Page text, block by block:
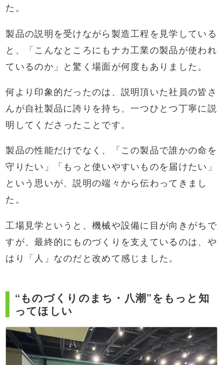
た。
製品の説明を受けながら製造工程を見学している
と、「こんなところにもナカ工業の製品が使われ
ているのか」と驚く場面が何度もありました。
何より印象的だったのは、説明頂いた社員の皆さ
んが自社製品に誇りを持ち、一つひとつ丁寧に説
明してくださったことです。
製品の性能だけでなく、「この製品で誰かの命を
守りたい」「もっと使いやすいものを届けたい」
という思いが、説明の端々から伝わってきまし
た。
工場見学というと、機械や設備に目が向きがちで
すが、最終的にものづくりを支えているのは、や
はり「人」なのだと改めて感じました。
“ものづくりのまち・八潮”をもっと知
ってほしい